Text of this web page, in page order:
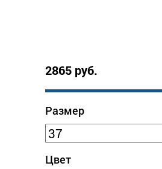
2865 руб.
Размер
Цвет